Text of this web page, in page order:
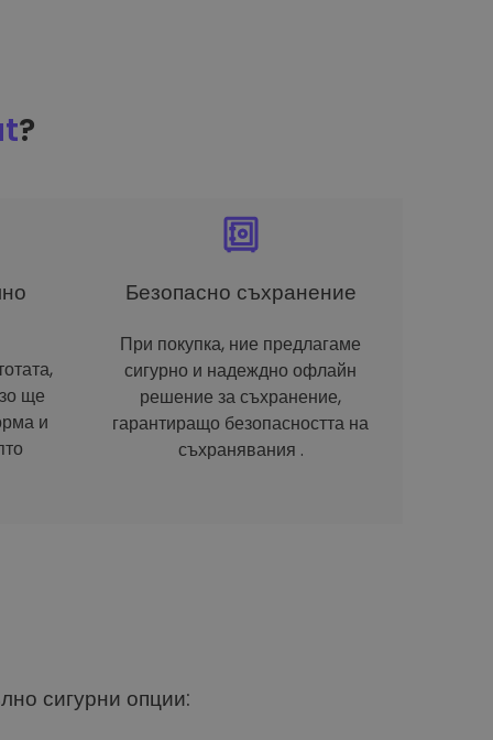
?
ще
и
Безопасно съхранение
При покупка, ние предлагаме
сигурно и надеждно офлайн
решение за съхранение,
гарантиращо безопасността на
съхранявания .
сигурни опции: